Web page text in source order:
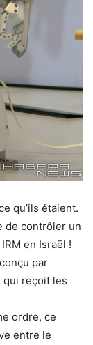
qu’ils étaient.
de contrôler un
en Israël !
par
qui reçoit les
ordre, ce
entre le